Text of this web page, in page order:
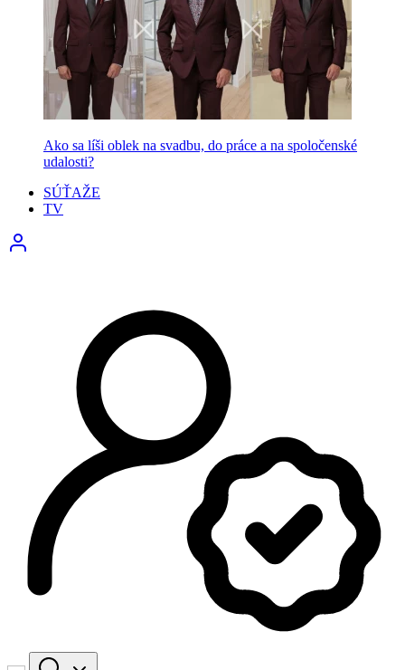
Ako sa líši oblek na svadbu, do práce a na spoločenské
udalosti?
SÚŤAŽE
TV